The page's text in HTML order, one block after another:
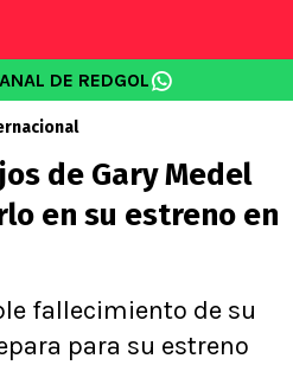
DE REDGOL
de Gary Medel
en su estreno en
fallecimiento de su
para su estreno